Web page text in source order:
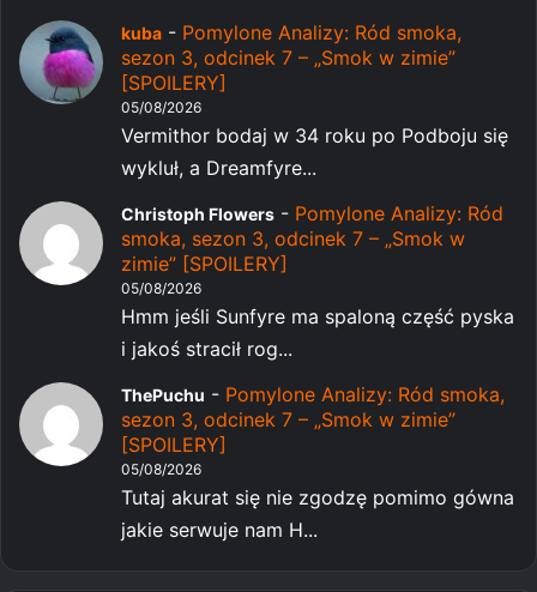
kuba - Pomylone Analizy: Ród smoka,
sezon 3, odcinek 7 – „Smok w zimie”
[SPOILERY]
05/08/2026
Vermithor bodaj w 34 roku po Podboju się
wykluł, a Dreamfyre...
Christoph Flowers - Pomylone Analizy: Ród
smoka, sezon 3, odcinek 7 – „Smok w
zimie” [SPOILERY]
05/08/2026
Hmm jeśli Sunfyre ma spaloną część pyska
i jakoś stracił rog...
ThePuchu - Pomylone Analizy: Ród smoka,
sezon 3, odcinek 7 – „Smok w zimie”
[SPOILERY]
05/08/2026
Tutaj akurat się nie zgodzę pomimo gówna
jakie serwuje nam H...